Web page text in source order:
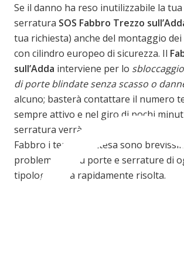
Se il danno ha reso inutilizzabile la tua
serratura SOS Fabbro Trezzo
tua richiesta) anche del montaggio
con cilindro europeo di sicurezza. Il
sull’Adda interviene per lo
di porte blindate senza scasso o
alcuno; basterà contattare il numero
sempre attivo e nel giro di pochi
serratura verrà aperta. Quando si
Fabbro i tempi di attesa sono
problematica su porte e serrature di
tipologia sarà rapidamente risolta.